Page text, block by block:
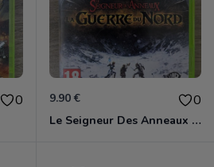
0 9.90 € 0
Le Seigneur Des Anneaux - La Guerre Du Nord Xbox 360